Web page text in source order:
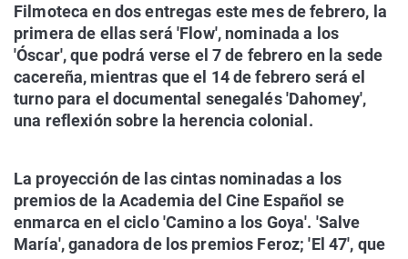
Filmoteca en dos entregas este mes de febrero, la
primera de ellas será 'Flow', nominada a los
'Óscar', que podrá verse el 7 de febrero en la sede
cacereña, mientras que el 14 de febrero será el
turno para el documental senegalés 'Dahomey',
una reflexión sobre la herencia colonial.
La proyección de las cintas nominadas a los
premios de la Academia del Cine Español se
enmarca en el ciclo 'Camino a los Goya'. 'Salve
María', ganadora de los premios Feroz; 'El 47', que